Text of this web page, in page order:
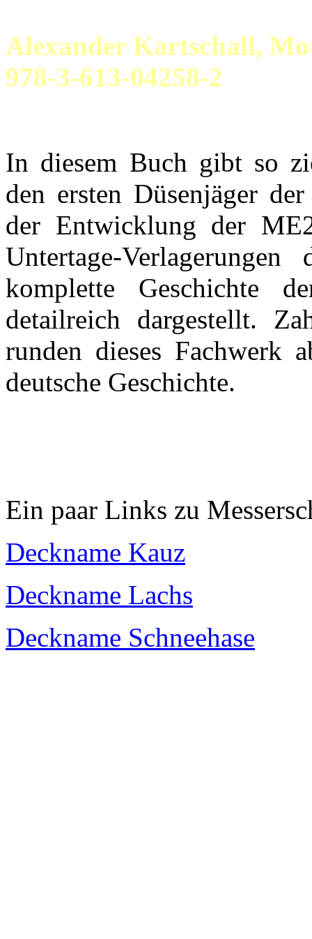
Alexander Kartschall,
978-3-613-04258-2
In diesem Buch gibt so
den ersten Düsenjäger
der Entwicklung der
Untertage-
komplette Geschichte
detailreich dargestellt.
runden dieses Fachwerk
deutsche Geschichte.
Ein paar Links zu
Deckname Kauz
Deckname Lachs
Deckname Schneehase